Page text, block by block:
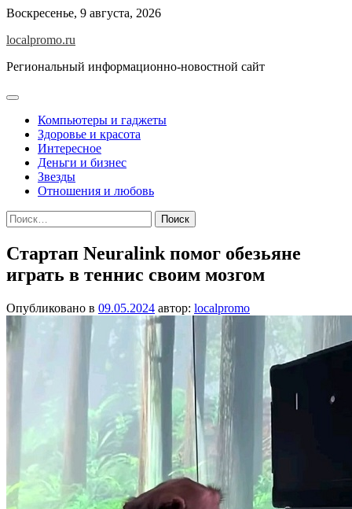
Перейти
содержимому
Воскресенье, 9 августа, 2026
localpromo.ru
Региональный информационно-новостной сайт
Компьютеры и гаджеты
Здоровье и красота
Интересное
Деньги и бизнес
Звезды
Отношения и любовь
Найти:
Стартап Neuralink помог обезьяне
играть в теннис своим мозгом
Опубликовано в 09.05.2024 автор: localpromo